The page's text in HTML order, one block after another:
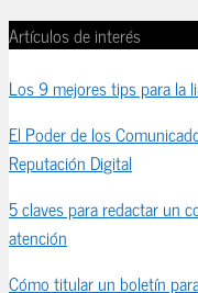
Artículos de interés
Los 9 mejores tips para la
El Poder de los
Reputación Digital
5 claves para redactar un
atención
Cómo titular un boletín